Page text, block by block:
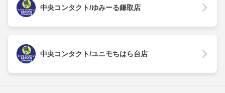
中央コンタクト/ゆみーる鎌取店
中央コンタクト/ユニモちはら台店